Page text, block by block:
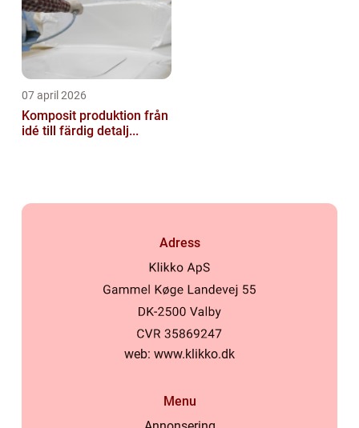
07 april 2026
Komposit produktion från
idé till färdig detalj...
Adress
web: www.klikko.dk
Menu